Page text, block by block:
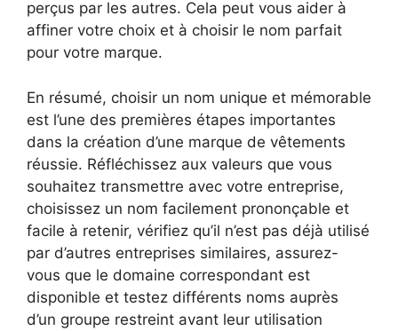
perçus par les autres. Cela peut vous aider à
affiner votre choix et à choisir le nom parfait
pour votre marque.
En résumé, choisir un nom unique et mémorable
est l’une des premières étapes importantes
dans la création d’une marque de vêtements
réussie. Réfléchissez aux valeurs que vous
souhaitez transmettre avec votre entreprise,
choisissez un nom facilement prononçable et
facile à retenir, vérifiez qu’il n’est pas déjà utilisé
par d’autres entreprises similaires, assurez-
vous que le domaine correspondant est
disponible et testez différents noms auprès
d’un groupe restreint avant leur utilisation